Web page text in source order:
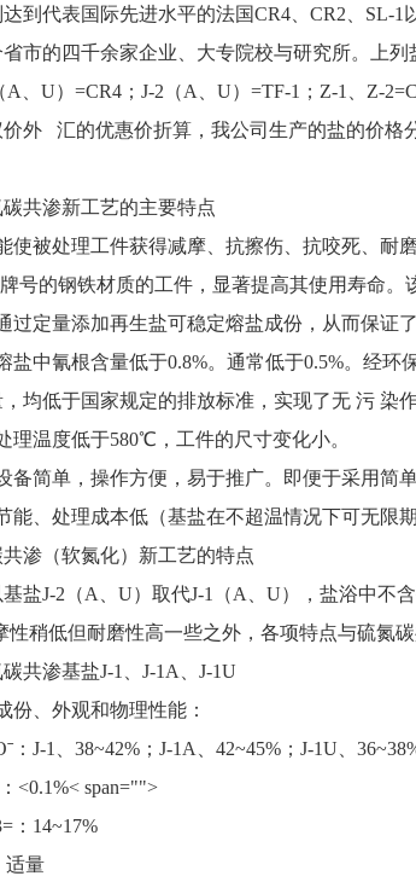
到代表国际先进水平的法国CR4、CR2、SL-
市的四千余家企业、大专院校与研究所。上列
U）=CR4；J-2（A、U）=TF-1；Z-1、Z-
汇的优惠价折算，我公司生产的盐的价格分
碳共渗新工艺的主要特点
被处理工件获得减摩、抗擦伤、抗咬死、耐
号的钢铁材质的工件，显著提高其使用寿命。
定量添加再生盐可稳定熔盐成份，从而保证了
中氰根含量低于0.8%。通常低于0.5%。经环
均低于国家规定的排放标准，实现了无 污 染
温度低于580℃，工件的尺寸变化小。
简单，操作方便，易于推广。即便于采用简单
、处理成本低（基盐在不超温情况下可无限期
渗（软氮化）新工艺的特点
J-2（A、U）取代J-1（A、U），盐浴中不含
性稍低但耐磨性高一些之外，各项特点与硫氮碳
共渗基盐J-1、J-1A、J-1U
、外观和物理性能：
J-1、38~42%；J-1A、42~45%；J-1U、
span="">
14~17%
量